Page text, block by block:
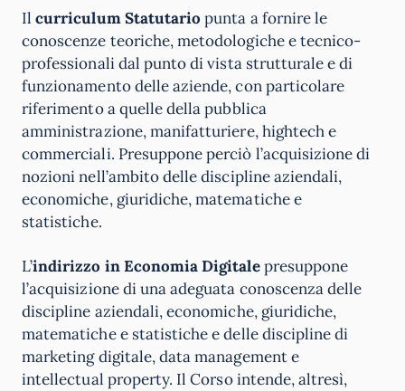
Ilcurriculum Statutario punta a fornire le
conoscenze teoriche, metodologiche e tecnico-
professionali dal punto di vista strutturale e di
funzionamento delle aziende, con particolare
riferimento a quelle della pubblica
amministrazione, manifatturiere, hightech e
commerciali. Presuppone perciò l’acquisizione di
nozioni nell’ambito delle discipline aziendali,
economiche, giuridiche, matematiche e
statistiche.
L’indirizzo in Economia Digitalepresuppone
l’acquisizione di una adeguata conoscenza delle
discipline aziendali, economiche, giuridiche,
matematiche e statistiche e delle discipline di
marketing digitale, data management e
intellectual property. Il Corso intende, altresì,